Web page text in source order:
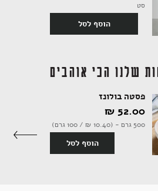
סט
הוסף לסל
שלנו הכי אוהבים
פסטה בולונז
52.00 ‏₪
500 גרם - (10.40 ‏₪ / 100 גרם)
הוסף לסל